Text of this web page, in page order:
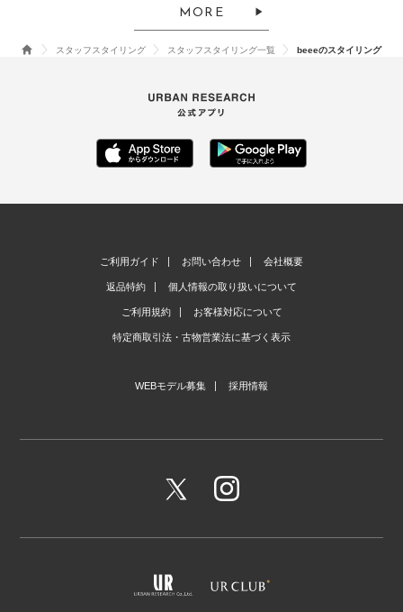
MORE
スタッフスタイリング スタッフスタイリング一覧 beeeのスタイリング
ご利用ガイド お問い合わせ 会社概要
返品特約 個人情報の取り扱いについて
ご利用規約 お客様対応について
特定商取引法・古物営業法に基づく表示
WEBモデル募集 採用情報